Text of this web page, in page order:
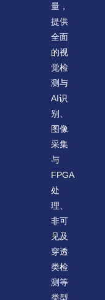
量，
提供
全面
的视
觉检
测与
AI识
别、
图像
采集
与
FPGA
处
理、
非可
见及
穿透
类检
测等
类型